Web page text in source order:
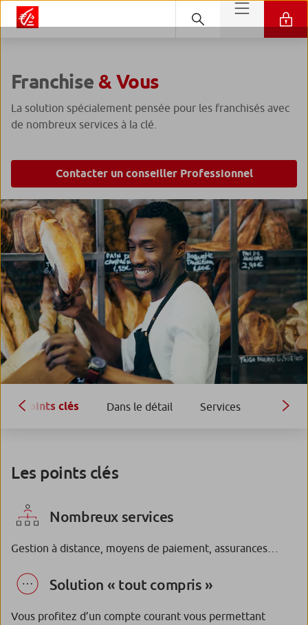
Franchise & Vous
La solution spécialement pensée pour les franchisés avec
de nombreux services à la clé.
Contacter un conseiller Professionnel
Points clés Dans le détail Services
Les points clés
Nombreux services
Gestion à distance, moyens de paiement, assurances…
Solution « tout compris »
Vous profitez d’un compte courant vous permettant